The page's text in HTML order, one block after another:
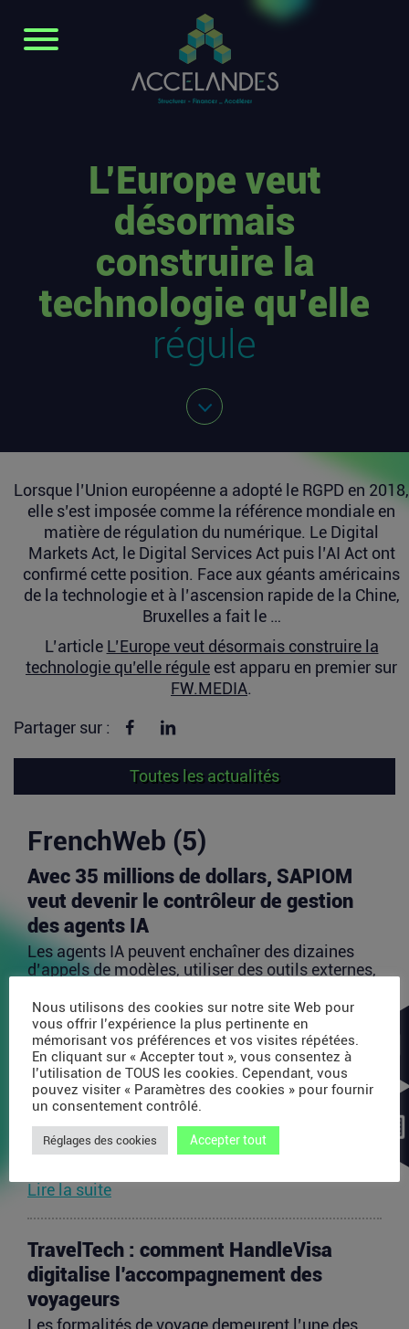
L’Europe veut
désormais
construire la
technologie qu’elle
régule
Lorsque l’Union européenne a adopté le RGPD en 2018,
elle s’est imposée comme la référence mondiale en
matière de régulation du numérique. Le Digital
Markets Act, le Digital Services Act puis l’AI Act ont
confirmé cette position. Face aux géants américains
de la technologie et à l’ascension rapide de la Chine,
Bruxelles a fait le …
L’article L’Europe veut désormais construire la
technologie qu’elle régule est apparu en premier sur
FW.MEDIA.
Partager sur : Partager sur Facebook
Toutes les actualités
FrenchWeb (5)
Avec 35 millions de dollars, SAPIOM
veut devenir le contrôleur de gestion
des agents IA
Les agents IA peuvent enchaîner des dizaines
d’appels de modèles, utiliser des outils externes,
Lire la suite
PDP : la bataille des plateformes
françaises de la facture électronique
La généralisation de la facture électronique crée,
presque mécaniquement, un nouveau marché :
Lire la suite
TravelTech : comment HandleVisa
digitalise l’accompagnement des
voyageurs
Les formalités de voyage demeurent l’une des
Nous utilisons des cookies sur notre site Web pour
vous offrir l’expérience la plus pertinente en
mémorisant vos préférences et vos visites répétées.
En cliquant sur « Accepter tout », vous consentez à
l’utilisation de TOUS les cookies. Cependant, vous
pouvez visiter « Paramètres des cookies » pour fournir
un consentement contrôlé.
Réglages des cookies Accepter tout